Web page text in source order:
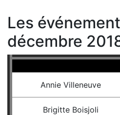
Les
décembre
Annie Villeneuve
Brigitte Boisjoli